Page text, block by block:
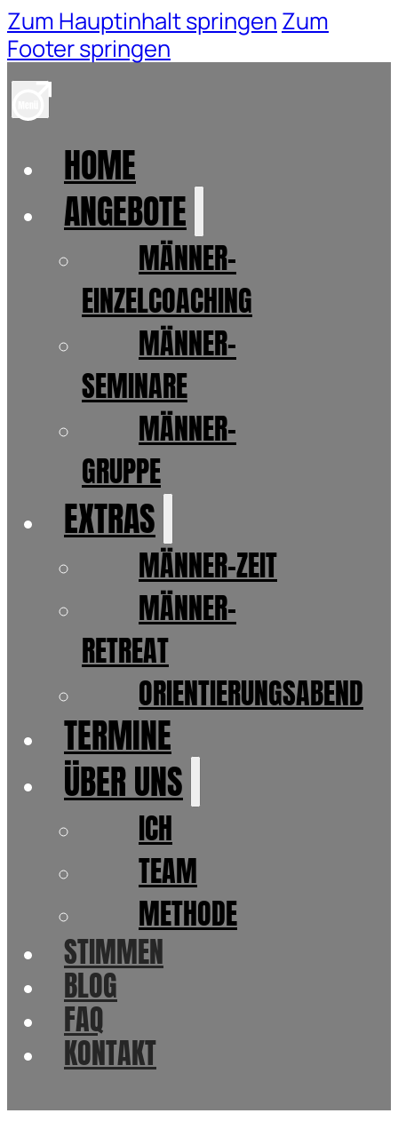
Zum Hauptinhalt springen Zum
Footer springen
HOME
ANGEBOTE
MÄNNER-
EINZELCOACHING
MÄNNER-
SEMINARE
MÄNNER-
GRUPPE
EXTRAS
MÄNNER-ZEIT
MÄNNER-
RETREAT
ORIENTIERUNGSABEND
TERMINE
ÜBER UNS
ICH
TEAM
METHODE
STIMMEN
BLOG
FAQ
KONTAKT